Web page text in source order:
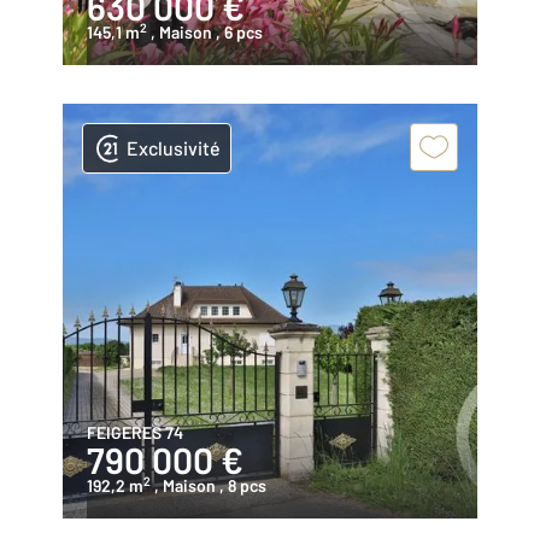
145,1 m2 , Maison, 6 pcs
Exclusivité
FEIGERES 74
790 000 €
192,2 m2 , Maison, 8 pcs